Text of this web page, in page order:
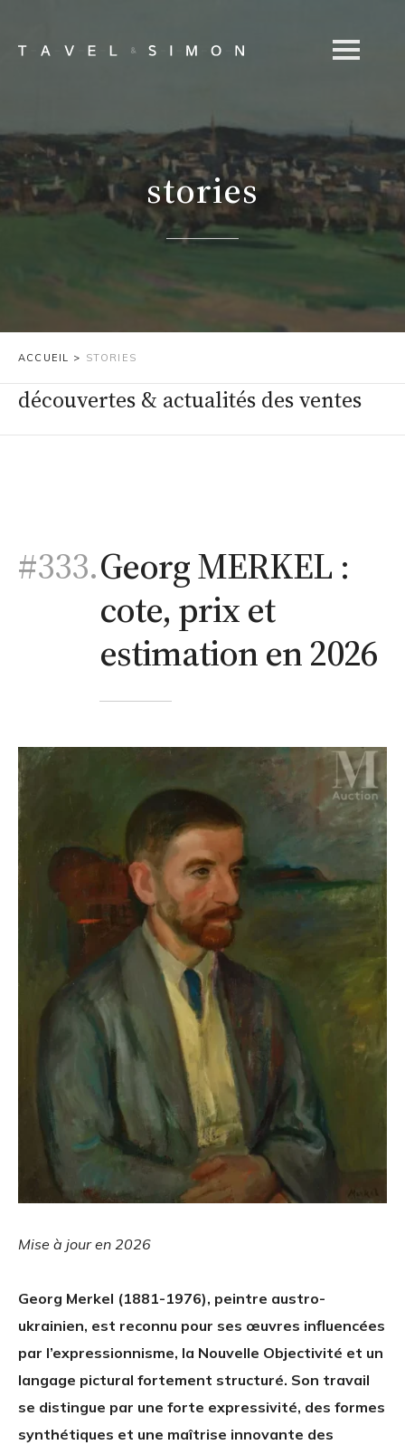
stories
ACCUEIL > STORIES
découvertes & actualités des ventes
#333.Georg MERKEL :
cote, prix et
estimation en 2026
Mise à jour en 2026
Georg Merkel (1881-1976), peintre austro-
ukrainien, est reconnu pour ses œuvres influencées
par l’expressionnisme, la Nouvelle Objectivité et un
langage pictural fortement structuré. Son travail
se distingue par une forte expressivité, des formes
synthétiques et une maîtrise innovante des